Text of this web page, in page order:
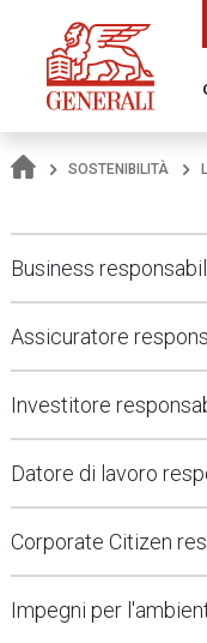
Navigate On
shortcut to press
shortcut to financial
shortcut to financial
shortcut to Generali
shortcut to career
go to HomePage
go to search
go to map
go to Italian version
go to English version
Main content
SOSTENIBILITÀ
Business
Assicuratore
Investitore
Datore di lavoro
Corporate Citizen
Impegni per